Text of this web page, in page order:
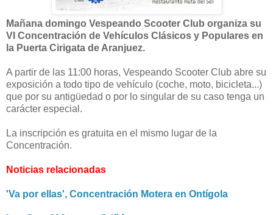
Mañana domingo Vespeando Scooter Club organiza su
VI Concentración de Vehículos Clásicos y Populares en
la Puerta Cirigata de Aranjuez.
A partir de las 11:00 horas, Vespeando Scooter Club abre su
exposición a todo tipo de vehículo (coche, moto, bicicleta...)
que por su antigüedad o por lo singular de su caso tenga un
carácter especial.
La inscripción es gratuita en el mismo lugar de la
Concentración.
Noticias relacionadas
'Va por ellas', Concentración Motera en Ontígola